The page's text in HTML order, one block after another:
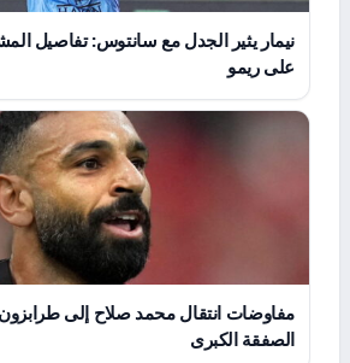
نيمار يثير الجدل مع سانتوس: تفاصيل
على ريمو
مفاوضات انتقال محمد صلاح إلى
الصفقة الكبرى